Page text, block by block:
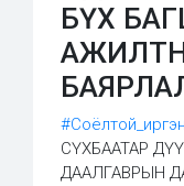
БҮХ
СҮХБААТАР
ДААЛГАВРЫН